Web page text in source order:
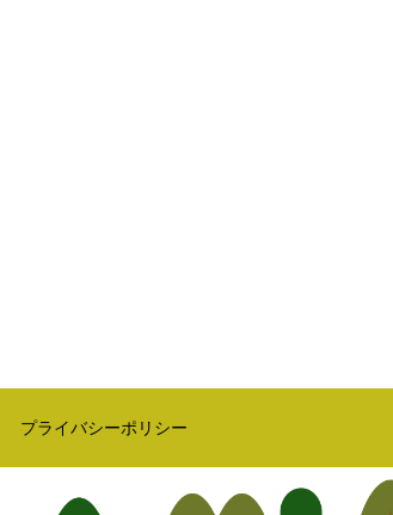
プライバシーポリシー